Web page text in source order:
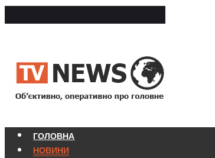
ГОЛОВНА
НОВИНИ